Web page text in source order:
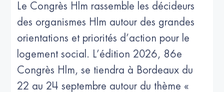
Le Congrès Hlm rassemble les décideurs
des organismes Hlm autour des grandes
orientations et priorités d’action pour le
logement social. L’édition 2026, 86e
Congrès Hlm, se tiendra à Bordeaux du
22 au 24 septembre autour du thème «